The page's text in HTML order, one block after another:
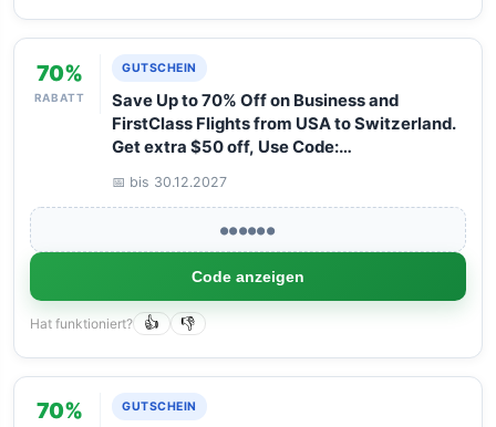
70%
RABATT
GUTSCHEIN
Save Up to 70% Off on Business and
FirstClass Flights from USA to Switzerland.
Get extra $50 off, Use Code:
📅 bis 30.12.2027
●●●●●●
Code anzeigen
Hat funktioniert? 👍 👎
70% GUTSCHEIN